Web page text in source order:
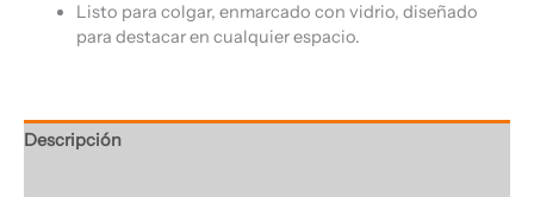
Listo para colgar, enmarcado con vidrio, diseñado
para destacar en cualquier espacio.
Descripción